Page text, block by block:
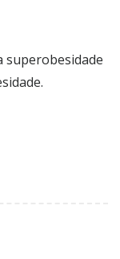
superobesidade